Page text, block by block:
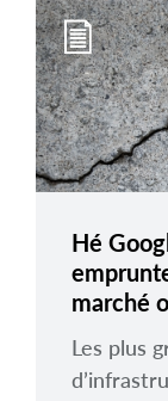
À propos
Carrières
Nous joindre
Hé
marché
Les plus